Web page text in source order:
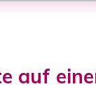
auf